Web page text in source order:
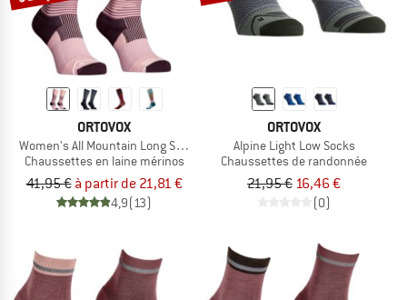
ORTOVOX
Women's All Mountain Long Socks
Chaussettes en laine mérinos
41,95 € à partir de 21,81 €
4,9(13)
ORTOVOX
Alpine Light Low Socks
Chaussettes de randonnée
21,95 € 16,46 €
(0)